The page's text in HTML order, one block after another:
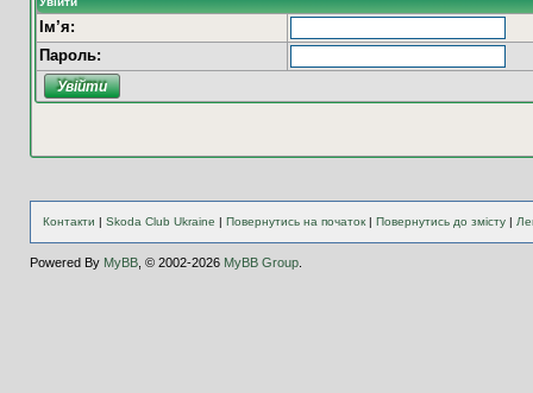
Ім’я:
Пароль:
Контакти | Skoda Club Ukraine | Повернутись на початок| Повернутись до змісту|
Powered By MyBB, © 2002-2026 MyBB Group.